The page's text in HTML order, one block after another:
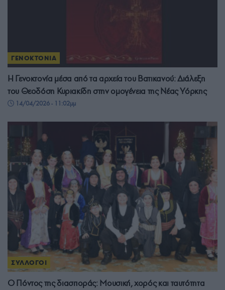
ΓΕΝΟΚΤΟΝΙΑ
Η Γενοκτονία μέσα από τα αρχεία του Βατικανού: Διάλεξη
του Θεοδόση Κυριακίδη στην ομογένεια της Νέας Υόρκης
14/04/2026 - 11:02μμ
ΣΥΛΛΟΓΟΙ
Ο Πόντος της διασποράς: Μουσική, χορός και ταυτότητα